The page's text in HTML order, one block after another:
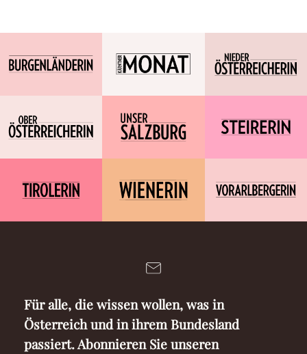
Für alle, die wissen wollen, was in
Österreich und in ihrem Bundesland
passiert. Abonnieren Sie unseren